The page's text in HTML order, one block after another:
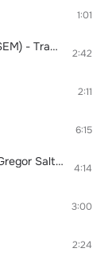
1:01
Радио РЕКОРД 104.00 - (Record by SEM) - Track 8 - G-Spott - Sadness (Колбасный Цех 7) 2:42
2:11
6:15
Can't Stop Playing (Oliver Heldens & Gregor Salto Remix Edit) 4:14
3:00
2:24